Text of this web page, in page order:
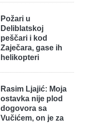
Požari u
Deliblatskoj
peščari i kod
Zaječara, gase ih
helikopteri
Rasim Ljajić: Moja
ostavka nije plod
dogovora sa
Vučićem, on je za